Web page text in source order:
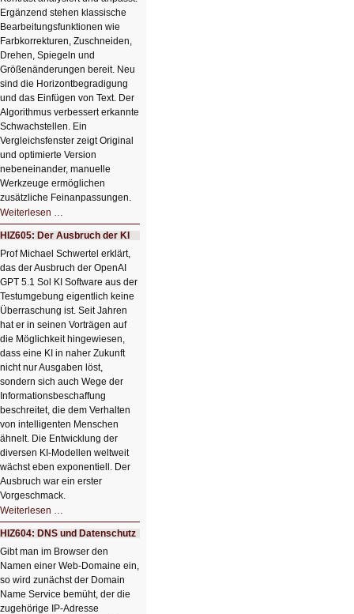
Ergänzend stehen klassische
Bearbeitungsfunktionen wie
Farbkorrekturen, Zuschneiden,
Drehen, Spiegeln und
Größenänderungen bereit. Neu
sind die Horizontbegradigung
und das Einfügen von Text. Der
Algorithmus verbessert erkannte
Schwachstellen. Ein
Vergleichsfenster zeigt Original
und optimierte Version
nebeneinander, manuelle
Werkzeuge ermöglichen
zusätzliche Feinanpassungen.
Weiterlesen …
Bildverschönerung
mit
einem
Klick
HIZ606:
Bildverschönerung
mit
einem
Klick
HIZ605: Der Ausbruch der KI
Prof Michael Schwertel erklärt,
das der Ausbruch der OpenAI
GPT 5.1 Sol KI Software aus der
Testumgebung eigentlich keine
Überraschung ist. Seit Jahren
hat er in seinen Vorträgen auf
die Möglichkeit hingewiesen,
dass eine KI in naher Zukunft
nicht nur Ausgaben löst,
sondern sich auch Wege der
Informationsbeschaffung
beschreitet, die dem Verhalten
von intelligenten Menschen
ähnelt. Die Entwicklung der
diversen KI-Modellen weltweit
wächst eben exponentiell. Der
Ausbruch war ein erster
Vorgeschmack.
Weiterlesen …
Der
Ausbruch
der
KI
HIZ604: DNS und Datenschutz
Gibt man im Browser den
Namen einer Web-Domaine ein,
so wird zunächst der Domain
Name Service bemüht, der die
zugehörige IP-Adresse